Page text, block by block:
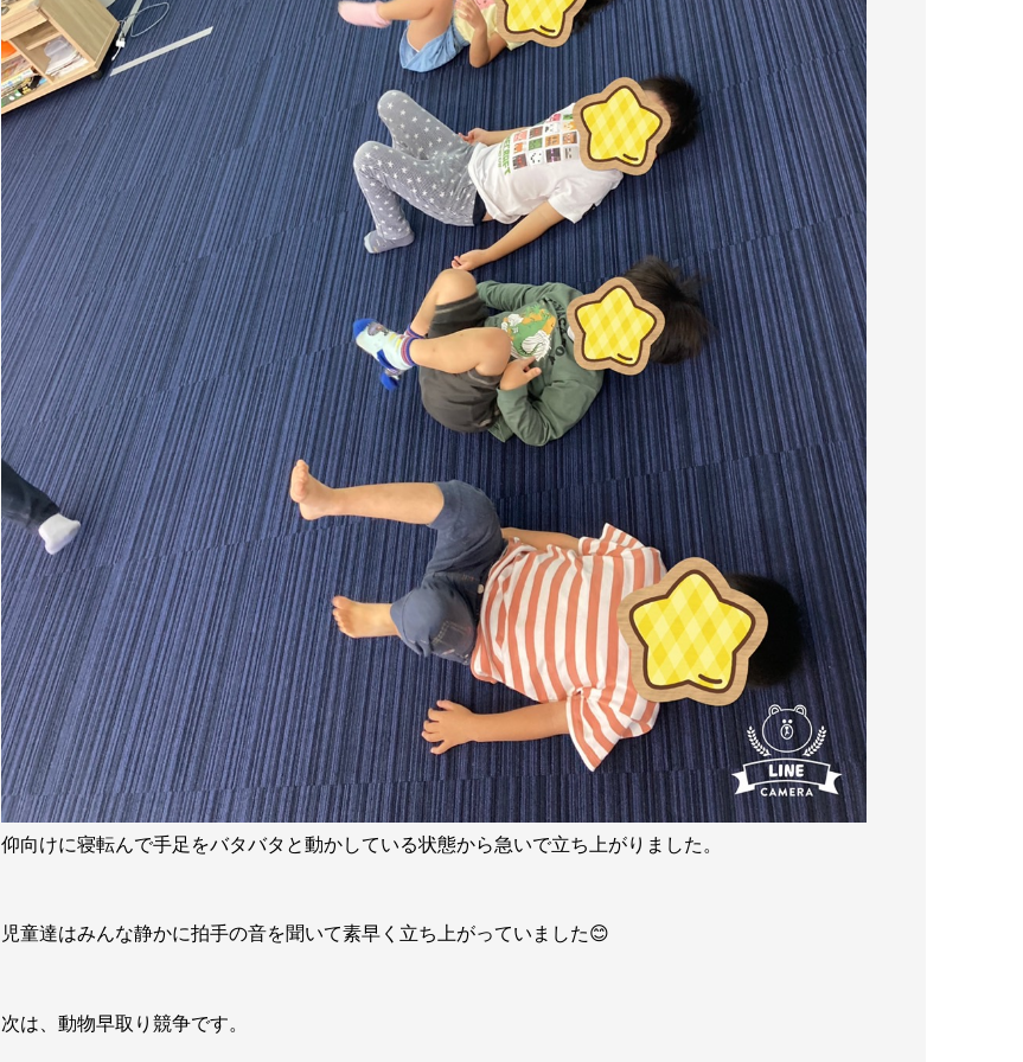
仰向けに寝転んで手足をバタバタと動かしている状態から急いで立ち上がりました。
児童達はみんな静かに拍手の音を聞いて素早く立ち上がっていました😊
次は、動物早取り競争です。